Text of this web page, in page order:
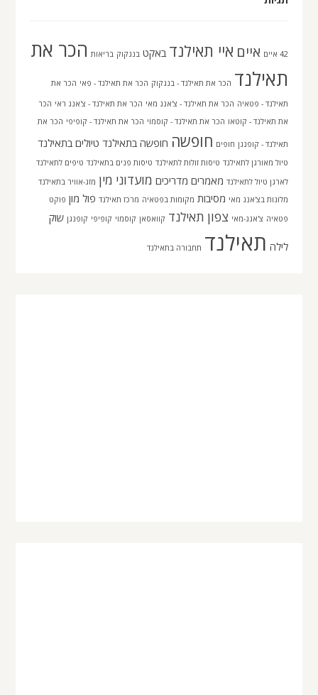
42 איים איים איי תאילנד באקט בנגקוק בריאות הכר את
תאילנד הכר את תאילנד - בנגקוק הכר את תאילנד - פאי הכר את
תאילנד - פטאיה הכר את תאילנד - צ'אנג מאי הכר את תאילנד - צ'אנג ראי הכר
את תאילנד - קוטאו הכר את תאילנד - קוסמוי הכר את תאילנד - קופיפי הכר את
תאילנד - קופנגן חופים חופשה חופשה בתאילנד טיולים בתאילנד
טיול מאורגן לתאילנד טיסות זולות לתאילנד טיסות פנים בתאילנד טיפים לתאילנד
לארגן טיול לתאילנד מאמרים מדריכים מועדוני מין מזג-אוויר בתאילנד
מלונות בצ'אנג מאי מסיבות מקומות בפטאיה מרכז תאילנד פול מון פוקט
פטאיה צ'אנג-מאי צפון תאילנד קוואסאן קוסמוי קופיפי קופנגן שוק
לילה תאילנד תחבורה בתאילנד